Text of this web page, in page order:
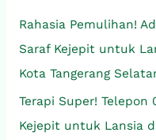
Rahasia Pemulihan!
Saraf Kejepit untuk
Kota Tangerang
Terapi Super! Telepon
Kejepit untuk Lansia